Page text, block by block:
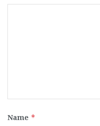
Name *